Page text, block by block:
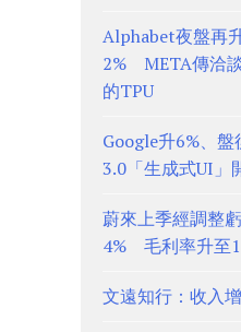
Alphabet夜盤再
2% META傳洽
的TPU
Google升6%、
3.0「生成式UI」
蔚來上季經調整
4% 毛利率升至
文遠知行：收入